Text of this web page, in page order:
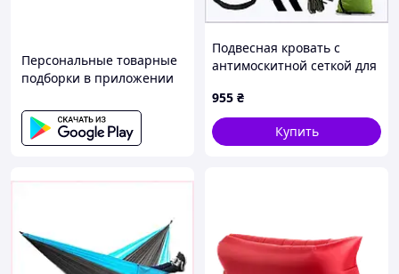
Персональные товарные
подборки в приложении
Подвесная кровать с
антимоскитной сеткой для
88842X19AH
955 ₴
Купить